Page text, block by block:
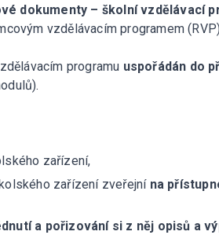
dokumenty – školní vzdělávací
vzdělávacím programem
programu uspořádán do
zařízení,
zařízení zveřejní na
a pořizování si z něj opisů a